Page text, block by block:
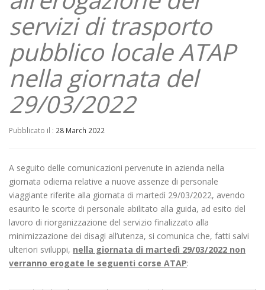
servizi di trasporto
pubblico locale ATAP
nella giornata del
29/03/2022
Pubblicato il : 28 March 2022
A seguito delle comunicazioni pervenute in azienda nella
giornata odierna relative a nuove assenze di personale
viaggiante riferite alla giornata di martedì 29/03/2022, avendo
esaurito le scorte di personale abilitato alla guida, ad esito del
lavoro di riorganizzazione del servizio finalizzato alla
minimizzazione dei disagi all’utenza, si comunica che, fatti salvi
ulteriori sviluppi, nella giornata di martedì 29/03/2022 non
verranno erogate le seguenti corse ATAP: